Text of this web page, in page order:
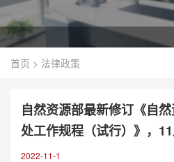
首页 > 法律政策
自然资源部最新修订《自
处工作规程（试行）》，
2022-11-1